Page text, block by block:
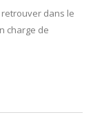
retrouver dans le
charge de